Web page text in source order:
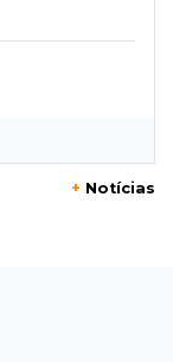
de
+ Notícias